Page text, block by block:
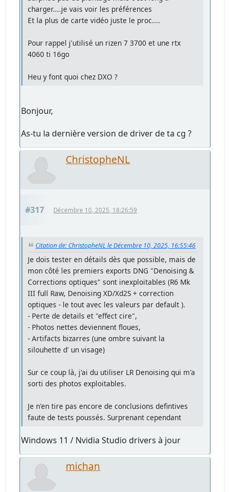
charger....je vais voir les préférences
Et la plus de carte vidéo juste le proc....
Pour rappel j'utilisé un rizen 7 3700 et une rtx
4060 ti 16go
Heu y font quoi chez DXO ?
Bonjour,
As-tu la dernière version de driver de ta cg ?
ChristopheNL
#317 Décembre 10, 2025, 18:26:59
Citation de: ChristopheNL le Décembre 10, 2025, 16:55:46
Je dois tester en détails dès que possible, mais de
mon côté les premiers exports DNG "Denoising &
Corrections optiques" sont inexploitables (R6 Mk
III full Raw, Denoising XD/Xd2S + correction
optiques - le tout avec les valeurs par default ).
- Perte de details et "effect cire",
- Photos nettes deviennent floues,
- Artifacts bizarres (une ombre suivant la
silouhette d' un visage)
Sur ce coup là, j'ai du utiliser LR Denoising qui m'a
sorti des photos exploitables.
Je n'en tire pas encore de conclusions defintives
faute de tests poussés. Surprenant cependant
Windows 11 / Nvidia Studio drivers à jour
michan